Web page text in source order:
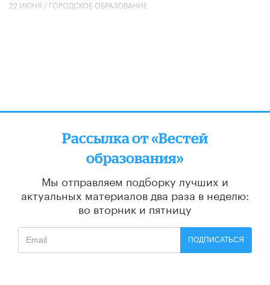
22 ИЮНЯ / ГОРОДСКОЕ ОБРАЗОВАНИЕ
Рассылка от «Вестей
образования»
Мы отправляем подборку лучших и
актуальных материалов два раза в неделю:
во вторник и пятницу
ПОДПИСАТЬСЯ